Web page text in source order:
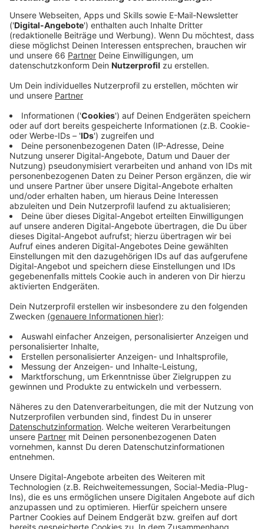
Veröffentlicht:Mittwoch, 05.03.2025 06:01
Anzeige
Die Masche der falschen Polizisten
Anzeige
Neun Senioren im Alter von 72 bis über 90 Jahren sind
Opfer der falschen Polizisten geworden. Sie hatten
Anrufe bekommen, in denen sie von den vermeintlichen
Kripo-Beamten vor Kriminellen gewarnt wurden. Am
sichersten wäre es doch, wenn sie Geld und
Wertsachen bei Zivil-Kollegen abgeben würden. Diese
Rolle sollen dann die Angeklagten übernommen haben.
Durch den Betrug kam ein Schaden von fast 600.000
Euro an Bargeld, Gold und Schmuck zustande. Die
Angeklagten haben für den Prozess Aussagen
angekündigt. Ihnen drohen bei Verurteilung mehrere
Jahre Haft.
Anzeige
Weitere Infos und Links zum Thema
RP-Bericht zum Prozessauftakt
Senioren-Prävention der Düsseldorfer Polizei
Weitere Präventionsangebote der Düsseldorfer
Polizei
Hilfe für Opfer in Düsseldorf